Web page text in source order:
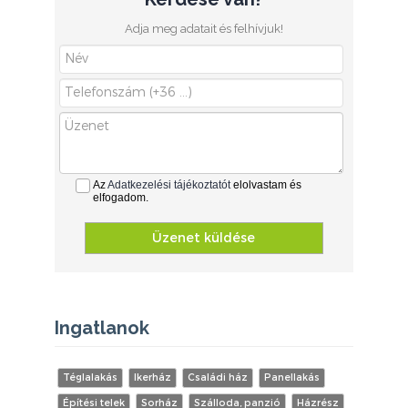
Adja meg adatait és felhívjuk!
AzAdatkezelési tájékoztatótelolvastam és
elfogadom.
Üzenet küldése
Ingatlanok
Téglalakás Ikerház Családi ház
Panellakás
Építési telek
Sorház Szálloda, panzió Házrész